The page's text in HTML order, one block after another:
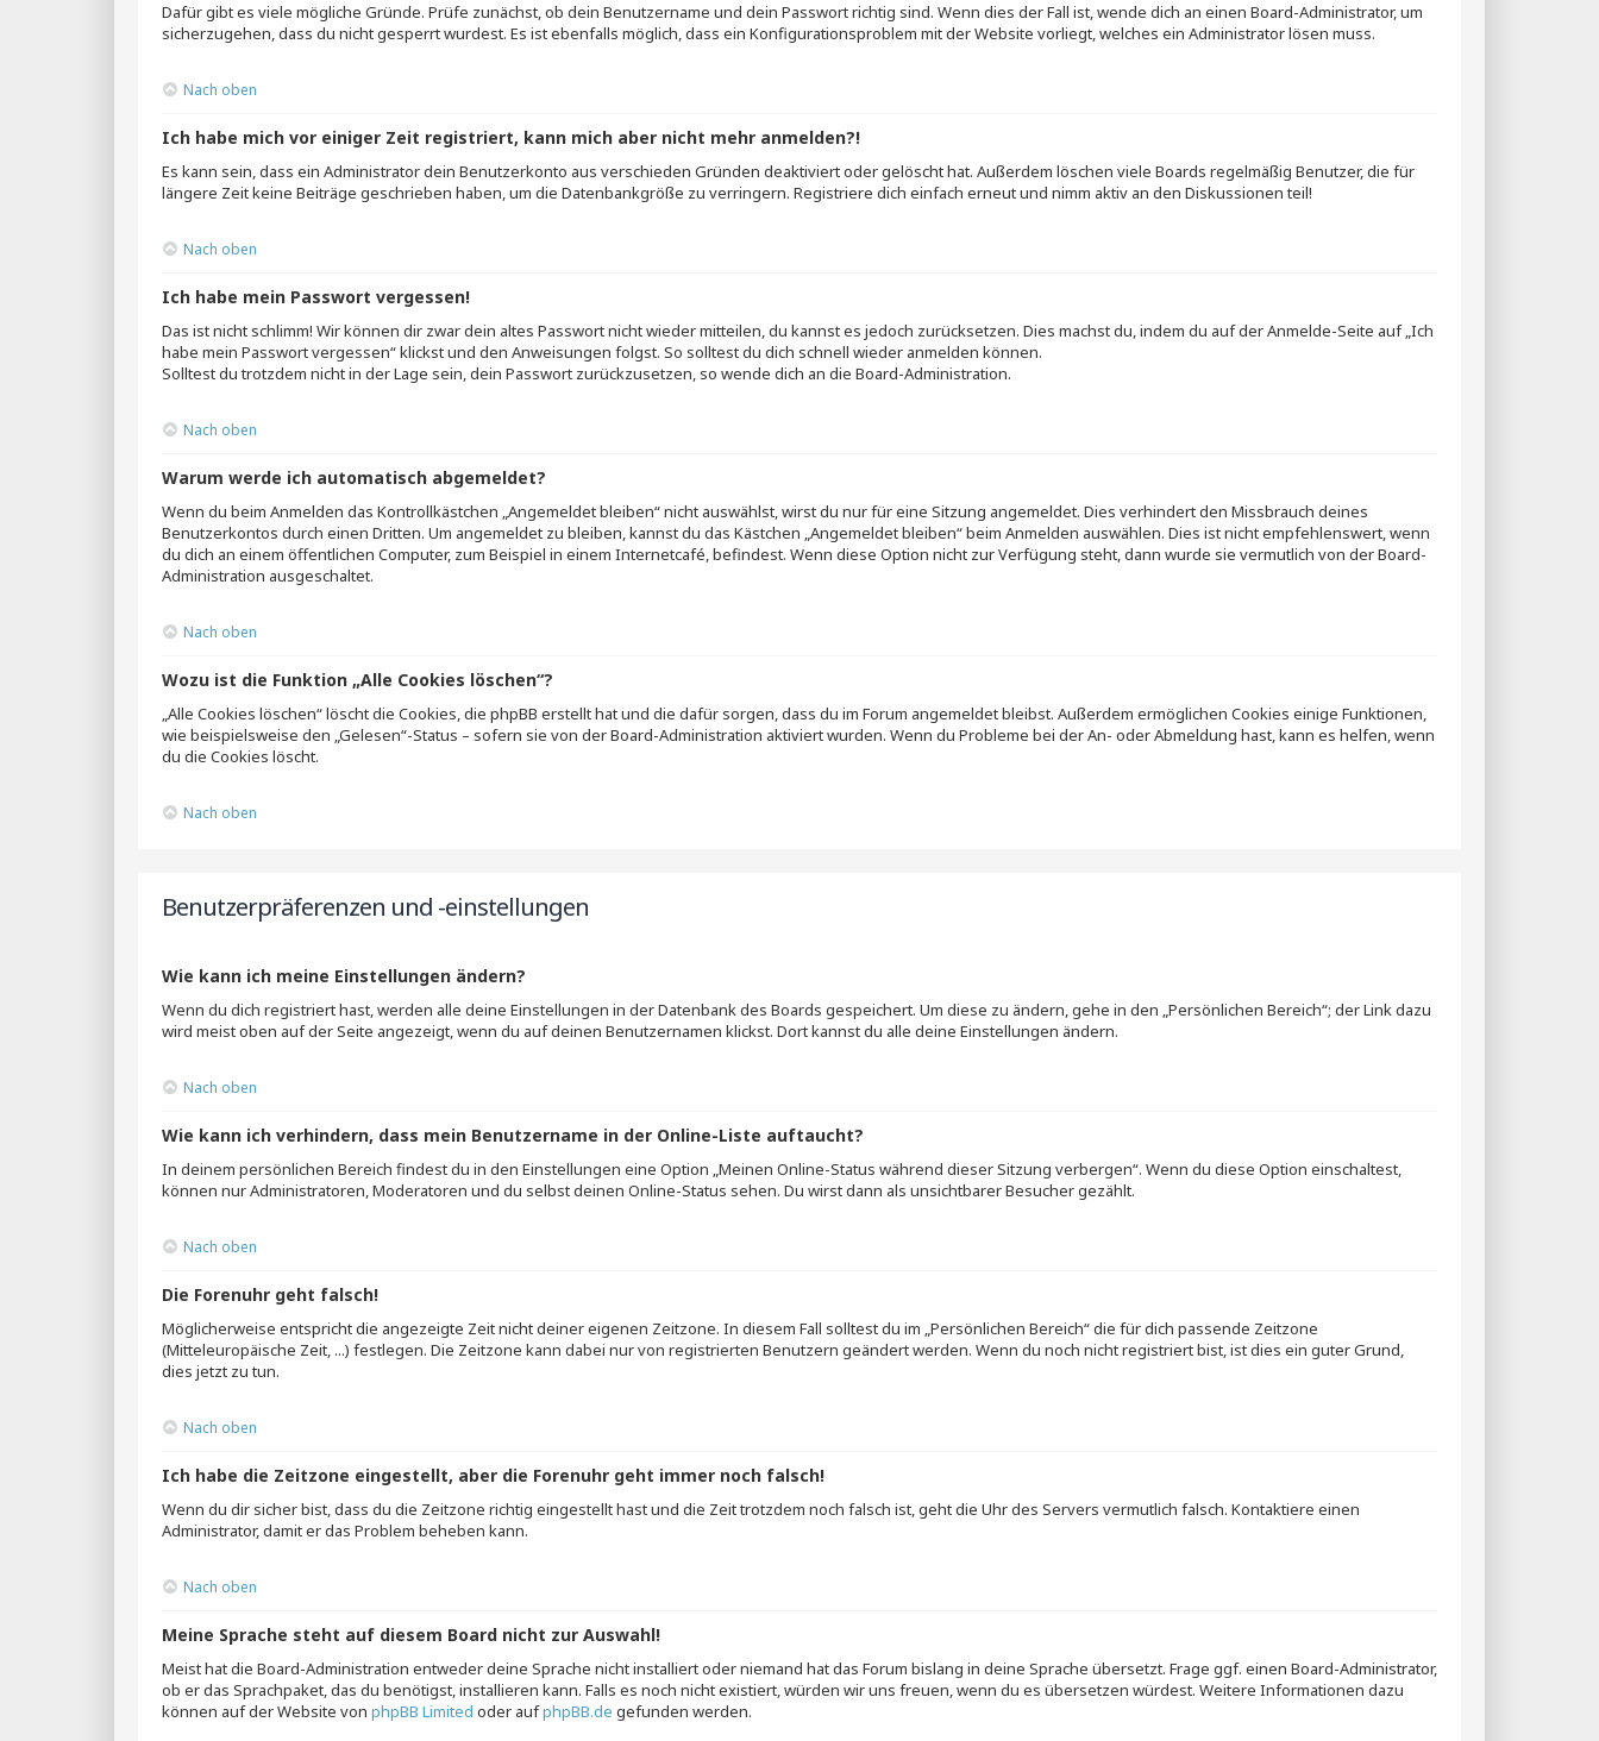
Dafür gibt es viele mögliche Gründe. Prüfe zunächst, ob dein Benutzername und dein Passwort richtig sind. Wenn dies der Fall ist, wende dich an einen Board-Administrator, um
sicherzugehen, dass du nicht gesperrt wurdest. Es ist ebenfalls möglich, dass ein Konfigurationsproblem mit der Website vorliegt, welches ein Administrator lösen muss.
Nach oben
Ich habe mich vor einiger Zeit registriert, kann mich aber nicht mehr anmelden?!
Es kann sein, dass ein Administrator dein Benutzerkonto aus verschieden Gründen deaktiviert oder gelöscht hat. Außerdem löschen viele Boards regelmäßig Benutzer, die für
längere Zeit keine Beiträge geschrieben haben, um die Datenbankgröße zu verringern. Registriere dich einfach erneut und nimm aktiv an den Diskussionen teil!
Nach oben
Ich habe mein Passwort vergessen!
Das ist nicht schlimm! Wir können dir zwar dein altes Passwort nicht wieder mitteilen, du kannst es jedoch zurücksetzen. Dies machst du, indem du auf der Anmelde-Seite auf „Ich
habe mein Passwort vergessen“ klickst und den Anweisungen folgst. So solltest du dich schnell wieder anmelden können.
Solltest du trotzdem nicht in der Lage sein, dein Passwort zurückzusetzen, so wende dich an die Board-Administration.
Nach oben
Warum werde ich automatisch abgemeldet?
Wenn du beim Anmelden das Kontrollkästchen „Angemeldet bleiben“ nicht auswählst, wirst du nur für eine Sitzung angemeldet. Dies verhindert den Missbrauch deines
Benutzerkontos durch einen Dritten. Um angemeldet zu bleiben, kannst du das Kästchen „Angemeldet bleiben“ beim Anmelden auswählen. Dies ist nicht empfehlenswert, wenn
du dich an einem öffentlichen Computer, zum Beispiel in einem Internetcafé, befindest. Wenn diese Option nicht zur Verfügung steht, dann wurde sie vermutlich von der Board-
Administration ausgeschaltet.
Nach oben
Wozu ist die Funktion „Alle Cookies löschen“?
„Alle Cookies löschen“ löscht die Cookies, die phpBB erstellt hat und die dafür sorgen, dass du im Forum angemeldet bleibst. Außerdem ermöglichen Cookies einige Funktionen,
wie beispielsweise den „Gelesen“-Status – sofern sie von der Board-Administration aktiviert wurden. Wenn du Probleme bei der An- oder Abmeldung hast, kann es helfen, wenn
du die Cookies löscht.
Nach oben
Benutzerpräferenzen und -einstellungen
Wie kann ich meine Einstellungen ändern?
Wenn du dich registriert hast, werden alle deine Einstellungen in der Datenbank des Boards gespeichert. Um diese zu ändern, gehe in den „Persönlichen Bereich“; der Link dazu
wird meist oben auf der Seite angezeigt, wenn du auf deinen Benutzernamen klickst. Dort kannst du alle deine Einstellungen ändern.
Nach oben
Wie kann ich verhindern, dass mein Benutzername in der Online-Liste auftaucht?
In deinem persönlichen Bereich findest du in den Einstellungen eine Option „Meinen Online-Status während dieser Sitzung verbergen“. Wenn du diese Option einschaltest,
können nur Administratoren, Moderatoren und du selbst deinen Online-Status sehen. Du wirst dann als unsichtbarer Besucher gezählt.
Nach oben
Die Forenuhr geht falsch!
Möglicherweise entspricht die angezeigte Zeit nicht deiner eigenen Zeitzone. In diesem Fall solltest du im „Persönlichen Bereich“ die für dich passende Zeitzone
(Mitteleuropäische Zeit, ...) festlegen. Die Zeitzone kann dabei nur von registrierten Benutzern geändert werden. Wenn du noch nicht registriert bist, ist dies ein guter Grund,
dies jetzt zu tun.
Nach oben
Ich habe die Zeitzone eingestellt, aber die Forenuhr geht immer noch falsch!
Wenn du dir sicher bist, dass du die Zeitzone richtig eingestellt hast und die Zeit trotzdem noch falsch ist, geht die Uhr des Servers vermutlich falsch. Kontaktiere einen
Administrator, damit er das Problem beheben kann.
Nach oben
Meine Sprache steht auf diesem Board nicht zur Auswahl!
Meist hat die Board-Administration entweder deine Sprache nicht installiert oder niemand hat das Forum bislang in deine Sprache übersetzt. Frage ggf. einen Board-Administrator,
ob er das Sprachpaket, das du benötigst, installieren kann. Falls es noch nicht existiert, würden wir uns freuen, wenn du es übersetzen würdest. Weitere Informationen dazu
können auf der Website von phpBB Limited oder aufphpBB.de gefunden werden.